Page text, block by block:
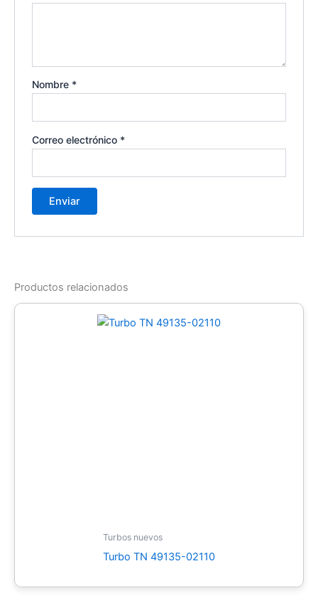
Nombre *
Correo electrónico *
Productos relacionados
Turbos nuevos
Turbo TN 49135-02110